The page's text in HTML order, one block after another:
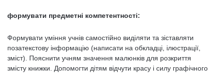
формувати предметні компетентності:
Формувати уміння учнів самостійно виділяти та зіставляти
позатекстову інформацію (написати на обкладці, ілюстрації,
зміст). Пояснити учням значення малюнків для розкриття
змісту книжки. Допомогти дітям відчути красу і силу графічного